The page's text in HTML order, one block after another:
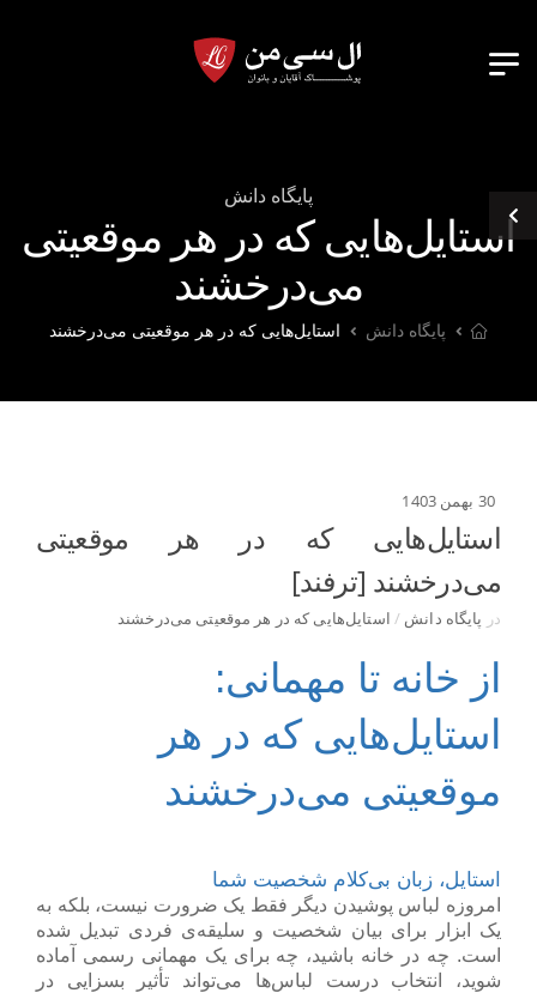
پایگاه دانش
استایل‌هایی که در هر موقعیتی
می‌درخشند
پایگاه دانش استایل‌هایی که در هر موقعیتی می‌درخشند
30 بهمن 1403
استایل‌هایی که در هر موقعیتی
می‌درخشند [ترفند]
در پایگاه دانش / استایل‌هایی که در هر موقعیتی می‌درخشند
از خانه تا مهمانی:
استایل‌هایی که در هر
موقعیتی می‌درخشند
استایل، زبان بی‌کلام شخصیت شما
امروزه لباس پوشیدن دیگر فقط یک ضرورت نیست، بلکه به
یک ابزار برای بیان شخصیت و سلیقه‌ی فردی تبدیل شده
است. چه در خانه باشید، چه برای یک مهمانی رسمی آماده
شوید، انتخاب درست لباس‌ها می‌تواند تأثیر بسزایی در